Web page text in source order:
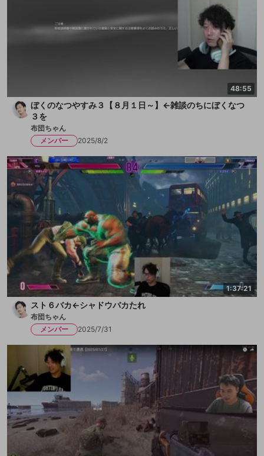
48:55
ぼくのなつやすみ３【８月１日～】←雑談のちにぼくなつ
３を
布団ちゃん
メンバー
2025/8/2
1:37:21
スト６バカ←シャドウバカたれ
布団ちゃん
メンバー
2025/7/31